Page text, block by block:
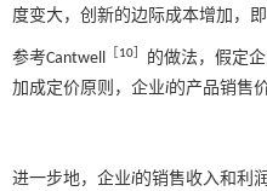
度变大，创新的边际成本增加，即
参考Cantwell 10 的做法，假定
加成定价原则，企业i的产品销售
进一步地，企业i的销售收入和利